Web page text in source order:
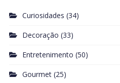
Curiosidades (34)
Decoração (33)
Entretenimento (50)
Gourmet (25)